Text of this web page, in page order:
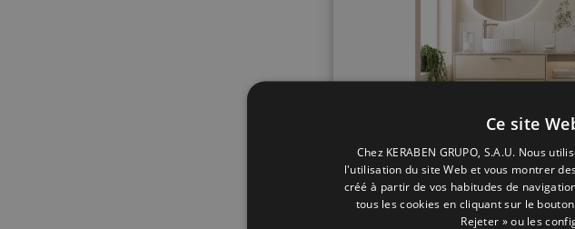
Ce site
Chez KERABEN GRUPO, S.A.U. Nous
l'utilisation du site Web et vous montrer
créé à partir de vos habitudes de
tous les cookies en cliquant sur le
Rejeter » ou les